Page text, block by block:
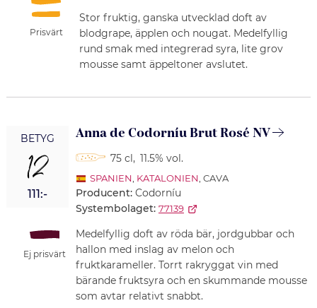
Prisvärt
Stor fruktig, ganska utvecklad doft av
blodgrape, äpplen och nougat. Medelfyllig
rund smak med integrerad syra, lite grov
mousse samt äppeltoner avslutet.
BETYG
12
111:-
Ej prisvärt
Anna de Codorníu Brut Rosé NV
75 cl, 11.5% vol.
SPANIEN KATALONIEN , CAVA
Producent: Codorníu
Systembolaget: 77139
Medelfyllig doft av röda bär, jordgubbar och
hallon med inslag av melon och
fruktkarameller. Torrt rakryggat vin med
bärande fruktsyra och en skummande mousse
som avtar relativt snabbt.